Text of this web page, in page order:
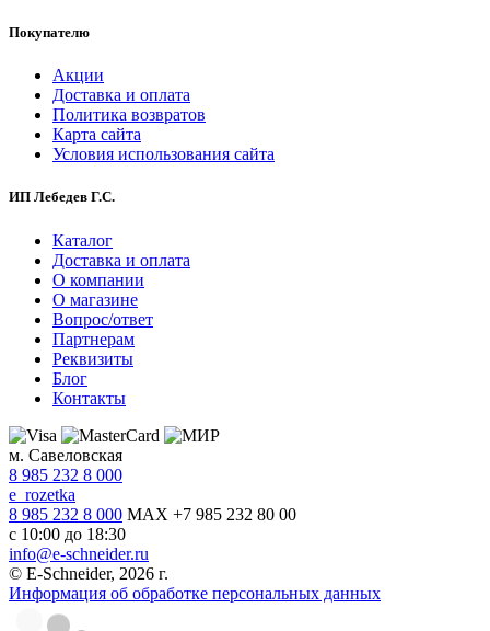
Покупателю
Акции
Доставка и оплата
Политика возвратов
Карта сайта
Условия использования сайта
ИП Лебедев Г.С.
Каталог
Доставка и оплата
О компании
О магазине
Вопрос/ответ
Партнерам
Реквизиты
Блог
Контакты
м. Савеловская
8 985 232 8 000
e_rozetka
8 985 232 8 000 MAX +7 985 232 80 00
с 10:00 до 18:30
info@e-schneider.ru
© E-Schneider, 2026 г.
Информация об обработке персональных данных